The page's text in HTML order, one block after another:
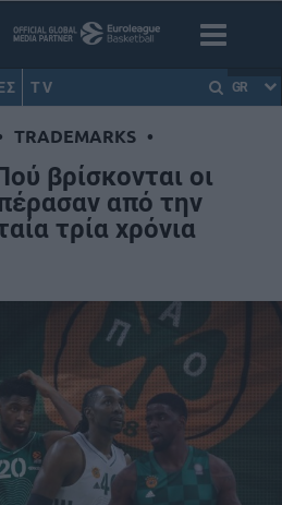
TV GR
TRADEMARKS •
βρίσκονται οι
από την
τρία χρόνια